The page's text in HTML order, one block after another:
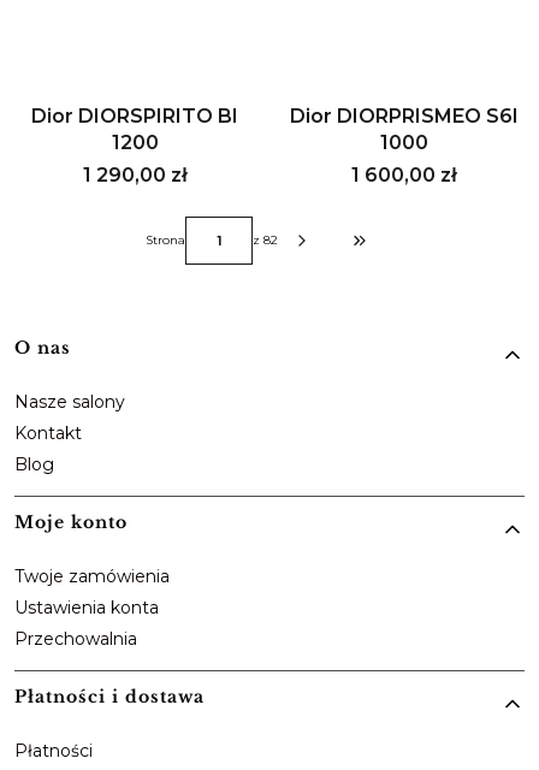
Dior DIORSPIRITO BI
1200
Cena
1 290,00 zł
Dior DIORPRISMEO S6I
1000
Cena
1 600,00 zł
Strona z 82 Przejdź do ostatniej strony z
Linki w stopce
O nas
Nasze salony
Kontakt
Blog
Moje konto
Twoje zamówienia
Ustawienia konta
Przechowalnia
Płatności i dostawa
Płatności